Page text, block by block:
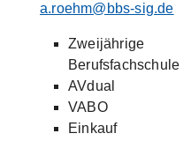
a.roehm@bbs-sig.de
Zweijährige
Berufsfachschule
AVdual
VABO
Einkauf